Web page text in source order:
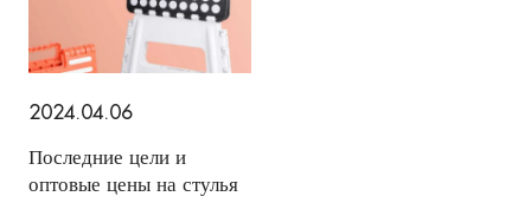
2024.04.06
Последние цели и
оптовые цены на стулья